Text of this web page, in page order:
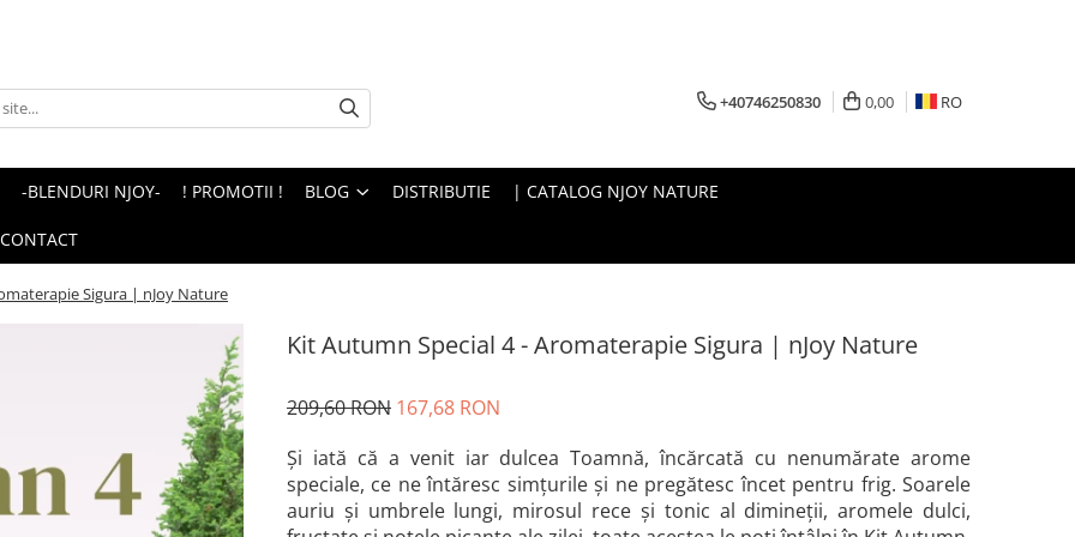
+40746250830 0,00 RO
-BLENDURI NJOY- ! PROMOTII ! BLOG DISTRIBUTIE | CATALOG NJOY NATURE
CONTACT
Sigura | nJoy Nature
Kit Autumn Special 4 - Aromaterapie Sigura | nJoy Nature
209,60 RON 167,68 RON
Și iată că a venit iar dulcea Toamnă, încărcată cu nenumărate arome
speciale, ce ne întăresc simțurile și ne pregătesc încet pentru frig. Soarele
auriu și umbrele lungi, mirosul rece și tonic al dimineții, aromele dulci,